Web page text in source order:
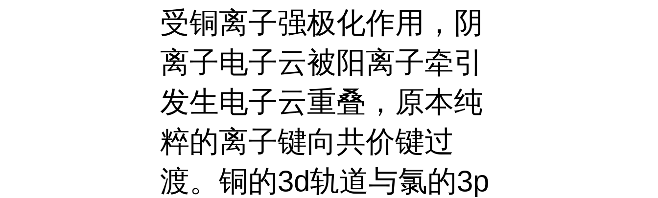
受铜离子强极化作用，阴
离子电子云被阳离子牵引
发生电子云重叠，原本纯
粹的离子键向共价键过
渡。铜的3d轨道与氯的3p